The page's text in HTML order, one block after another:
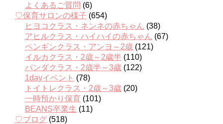
よくあるご質問 (6)
♡保育サロンの様子 (654)
ヒヨコクラス・ネンネの赤ちゃん (38)
アヒルクラス・ハイハイの赤ちゃん (67)
ペンギンクラス・アンヨ～2歳 (121)
イルカクラス・2歳～2歳半 (110)
パンダクラス・2歳半～3歳 (122)
1dayイベント (78)
トイトレクラス・2歳～3歳 (20)
一時預かり保育 (101)
BEANS卒業生 (11)
♡ブログ (518)